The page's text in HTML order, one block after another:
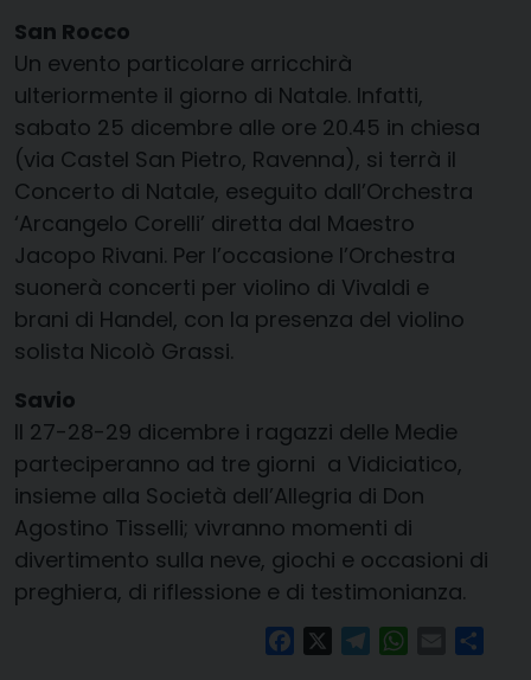
San Rocco
Un evento particolare arricchirà
ulteriormente il giorno di Natale. Infatti,
sabato 25 dicembre alle ore 20.45 in chiesa
(via Castel San Pietro, Ravenna), si terrà il
Concerto di Natale, eseguito dall’Orchestra
‘Arcangelo Corelli’ diretta dal Maestro
Jacopo Rivani. Per l’occasione l’Orchestra
suonerà concerti per violino di Vivaldi e
brani di Handel, con la presenza del violino
solista Nicolò Grassi.
Savio
Il 27-28-29 dicembre i ragazzi delle Medie
parteciperanno ad tre giorni a Vidiciatico,
insieme alla Società dell’Allegria di Don
Agostino Tisselli; vivranno momenti di
divertimento sulla neve, giochi e occasioni di
preghiera, di riflessione e di testimonianza.
FacebookTelegramWhatsApp
Email